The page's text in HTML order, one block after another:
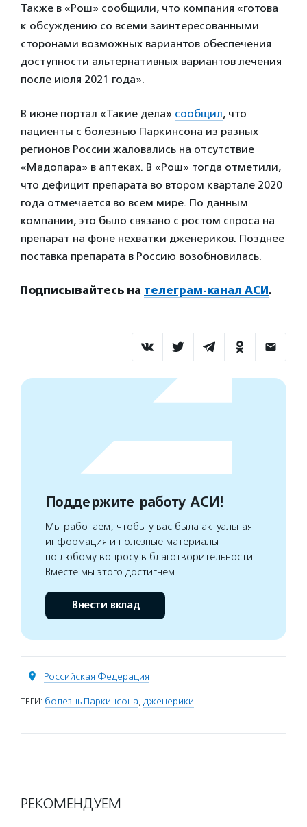
Также в «Рош» сообщили, что компания «готова
к обсуждению со всеми заинтересованными
сторонами возможных вариантов обеспечения
доступности альтернативных вариантов лечения
после июля 2021 года».
В июне портал «Такие дела» сообщил, что
пациенты с болезнью Паркинсона из разных
регионов России жаловались на отсутствие
«Мадопара» в аптеках. В «Рош» тогда отметили,
что дефицит препарата во втором квартале 2020
года отмечается во всем мире. По данным
компании, это было связано с ростом спроса на
препарат на фоне нехватки дженериков. Позднее
поставка препарата в Россию возобновилась.
Подписывайтесь на телеграм-канал АСИ.
Поддержите работу АСИ!
Мы работаем, чтобы у вас была актуальная
информация и полезные материалы
по любому вопросу в благотворительности.
Вместе мы этого достигнем
Внести вклад
Российская Федерация
ТЕГИ: болезнь Паркинсона, дженерики
РЕКОМЕНДУЕМ